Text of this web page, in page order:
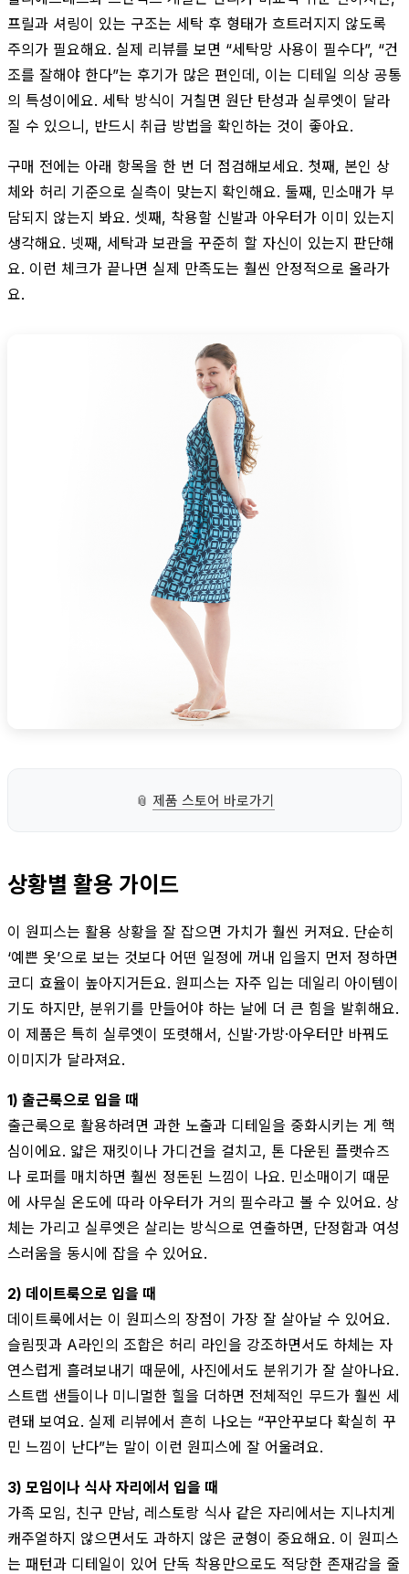
프릴과 셔링이 있는 구조는 세탁 후 형태가 흐트러지지 않도록
주의가 필요해요. 실제 리뷰를 보면 “세탁망 사용이 필수다”, “건
조를 잘해야 한다”는 후기가 많은 편인데, 이는 디테일 의상 공통
의 특성이에요. 세탁 방식이 거칠면 원단 탄성과 실루엣이 달라
질 수 있으니, 반드시 취급 방법을 확인하는 것이 좋아요.
구매 전에는 아래 항목을 한 번 더 점검해보세요. 첫째, 본인 상
체와 허리 기준으로 실측이 맞는지 확인해요. 둘째, 민소매가 부
담되지 않는지 봐요. 셋째, 착용할 신발과 아우터가 이미 있는지
생각해요. 넷째, 세탁과 보관을 꾸준히 할 자신이 있는지 판단해
요. 이런 체크가 끝나면 실제 만족도는 훨씬 안정적으로 올라가
요.
📎 제품 스토어 바로가기
상황별 활용 가이드
이 원피스는 활용 상황을 잘 잡으면 가치가 훨씬 커져요. 단순히
‘예쁜 옷’으로 보는 것보다 어떤 일정에 꺼내 입을지 먼저 정하면
코디 효율이 높아지거든요. 원피스는 자주 입는 데일리 아이템이
기도 하지만, 분위기를 만들어야 하는 날에 더 큰 힘을 발휘해요.
이 제품은 특히 실루엣이 또렷해서, 신발·가방·아우터만 바꿔도
이미지가 달라져요.
1) 출근룩으로 입을 때
출근룩으로 활용하려면 과한 노출과 디테일을 중화시키는 게 핵
심이에요. 얇은 재킷이나 가디건을 걸치고, 톤 다운된 플랫슈즈
나 로퍼를 매치하면 훨씬 정돈된 느낌이 나요. 민소매이기 때문
에 사무실 온도에 따라 아우터가 거의 필수라고 볼 수 있어요. 상
체는 가리고 실루엣은 살리는 방식으로 연출하면, 단정함과 여성
스러움을 동시에 잡을 수 있어요.
2) 데이트룩으로 입을 때
데이트룩에서는 이 원피스의 장점이 가장 잘 살아날 수 있어요.
슬림핏과 A라인의 조합은 허리 라인을 강조하면서도 하체는 자
연스럽게 흘려보내기 때문에, 사진에서도 분위기가 잘 살아나요.
스트랩 샌들이나 미니멀한 힐을 더하면 전체적인 무드가 훨씬 세
련돼 보여요. 실제 리뷰에서 흔히 나오는 “꾸안꾸보다 확실히 꾸
민 느낌이 난다”는 말이 이런 원피스에 잘 어울려요.
3) 모임이나 식사 자리에서 입을 때
가족 모임, 친구 만남, 레스토랑 식사 같은 자리에서는 지나치게
캐주얼하지 않으면서도 과하지 않은 균형이 중요해요. 이 원피스
는 패턴과 디테일이 있어 단독 착용만으로도 적당한 존재감을 줄